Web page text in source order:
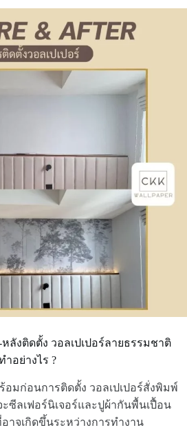
ลังติดตั้ง วอลเปเปอร์ลายธรรมชาติ
อย่างไร ?
มก่อนการติดตั้ง วอลเปเปอร์สั่งพิมพ์
ซีลเฟอร์นิเจอร์และปูผ้ากันพื้นเปื้อน
าจเกิดขึ้นระหว่างการทำงาน